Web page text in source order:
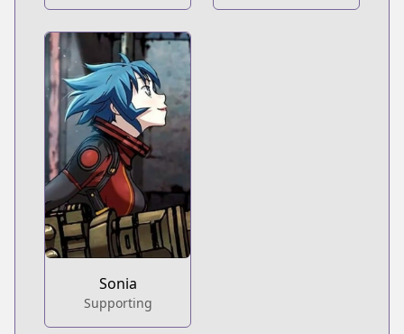
Sonia
Supporting